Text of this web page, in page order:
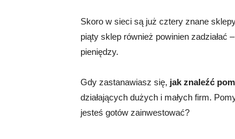
Skoro w sieci są już cztery znane
piąty sklep również powinien zadziałać
pieniędzy.
Gdy zastanawiasz się, jak znaleźć
działających dużych i małych firm.
jesteś gotów zainwestować?